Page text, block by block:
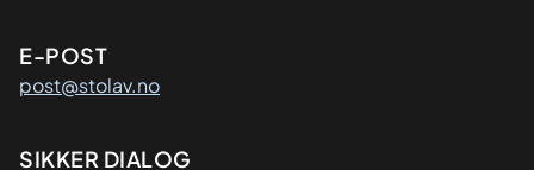
E-POST
post@stolav.no
SIKKER DIALOG